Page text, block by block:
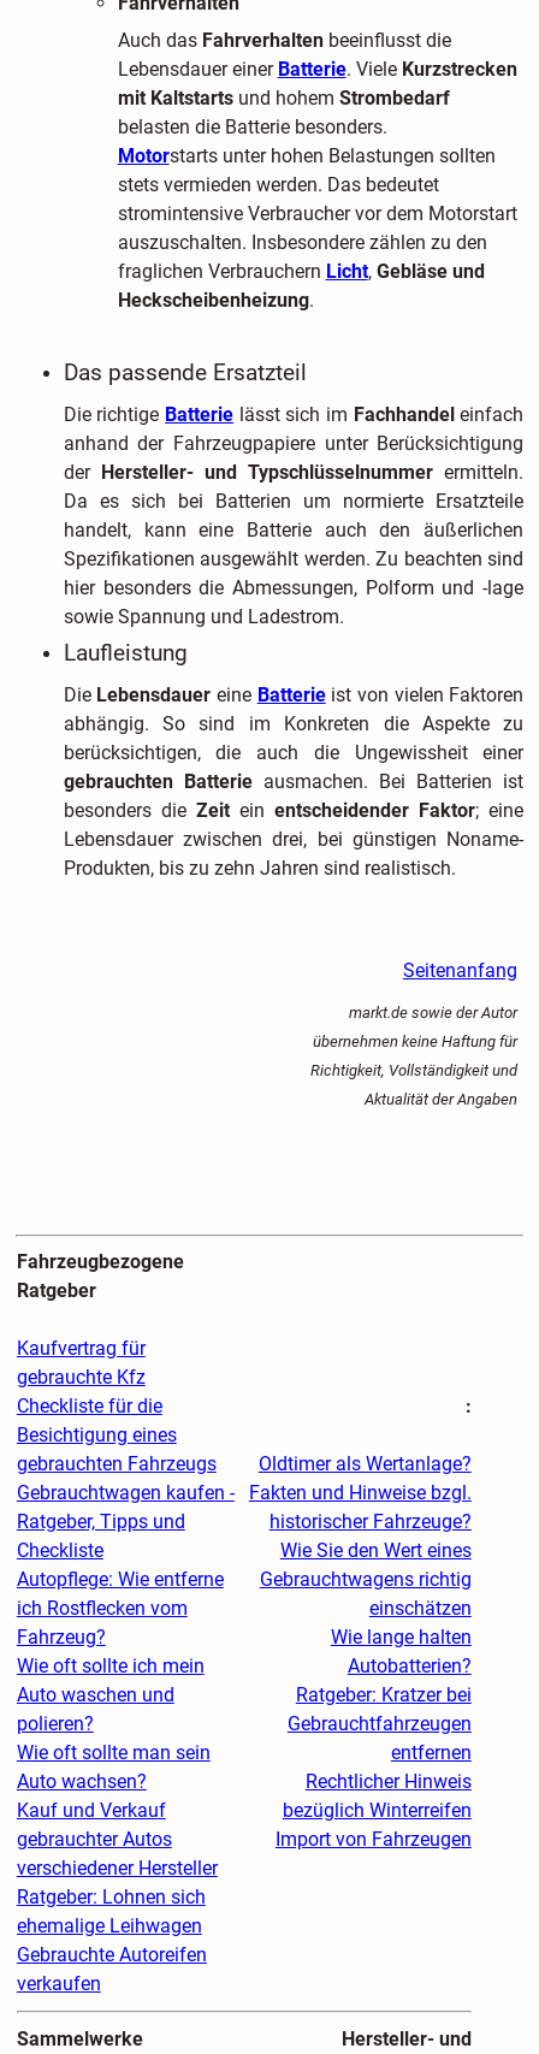
Auch das Fahrverhaltenbeeinflusst die
Lebensdauer einer Batterie. Viele Kurzstrecken
mit Kaltstartsund hohem Strombedarf
belasten die Batterie besonders.
Motorstarts unter hohen Belastungen sollten
stets vermieden werden. Das bedeutet
stromintensive Verbraucher vor dem Motorstart
auszuschalten. Insbesondere zählen zu den
fraglichen Verbrauchern Licht, Gebläse und
Heckscheibenheizung.
Das passende Ersatzteil
Die richtige Batterie lässt sich im Fachhandeleinfach
anhand der Fahrzeugpapiere unter Berücksichtigung
der Hersteller- und Typschlüsselnummer ermitteln.
Da es sich bei Batterien um normierte Ersatzteile
handelt, kann eine Batterie auch den äußerlichen
Spezifikationen ausgewählt werden. Zu beachten sind
hier besonders die Abmessungen, Polform und -lage
sowie Spannung und Ladestrom.
Laufleistung
Die Lebensdauer eine Batterieist von vielen Faktoren
abhängig. So sind im Konkreten die Aspekte zu
berücksichtigen, die auch die Ungewissheit einer
gebrauchten Batterie ausmachen. Bei Batterien ist
besonders die Zeiteinentscheidender Faktor; eine
Lebensdauer zwischen drei, bei günstigen Noname-
Produkten, bis zu zehn Jahren sind realistisch.
Seitenanfang
markt.de sowie der Autor
übernehmen keine Haftung für
Richtigkeit, Vollständigkeit und
Aktualität der Angaben
Fahrzeugbezogene
Ratgeber
Kaufvertrag für
gebrauchte Kfz
Checkliste für die
Besichtigung eines
gebrauchten Fahrzeugs
Gebrauchtwagen kaufen -
Ratgeber, Tipps und
Checkliste
Autopflege: Wie entferne
ich Rostflecken vom
Fahrzeug?
Wie oft sollte ich mein
Auto waschen und
polieren?
Wie oft sollte man sein
Auto wachsen?
Kauf und Verkauf
gebrauchter Autos
verschiedener Hersteller
Ratgeber: Lohnen sich
ehemalige Leihwagen
Gebrauchte Autoreifen
verkaufen
:
Oldtimer als Wertanlage?
Fakten und Hinweise bzgl.
historischer Fahrzeuge?
Wie Sie den Wert eines
Gebrauchtwagens richtig
einschätzen
Wie lange halten
Autobatterien?
Ratgeber: Kratzer bei
Gebrauchtfahrzeugen
entfernen
Rechtlicher Hinweis
bezüglich Winterreifen
Import von Fahrzeugen
Sammelwerke
Hersteller- und